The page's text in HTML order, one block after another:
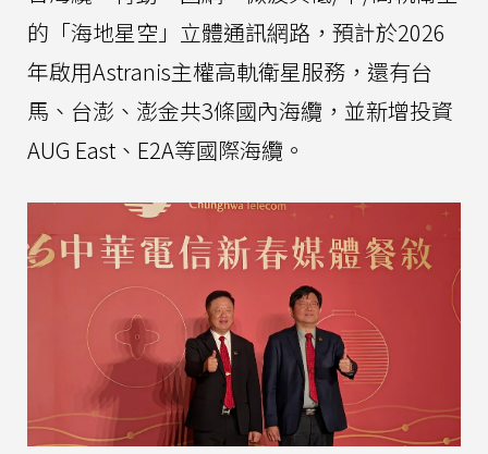
的「海地星空」立體通訊網路，預計於2026
年啟用Astranis主權高軌衛星服務，還有台
馬、台澎、澎金共3條國內海纜，並新增投資
AUG East、E2A等國際海纜。